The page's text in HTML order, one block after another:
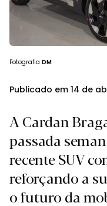
Fotografia DM
Publicado em 14 de
A Cardan
passada
recente SUV
reforçando a
o futuro da